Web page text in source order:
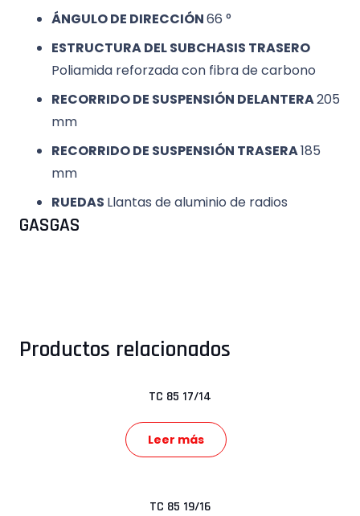
ÁNGULO DE DIRECCIÓN66 °
ESTRUCTURA DEL SUBCHASIS TRASERO
Poliamida reforzada con fibra de carbono
RECORRIDO DE SUSPENSIÓN DELANTERA205
mm
RECORRIDO DE SUSPENSIÓN TRASERA185
mm
RUEDAS Llantas de aluminio de radios
GASGAS
Productos relacionados
TC 85 17/14
Leer más
TC 85 19/16